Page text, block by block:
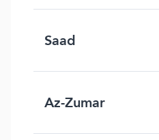
Saad
Az-Zumar